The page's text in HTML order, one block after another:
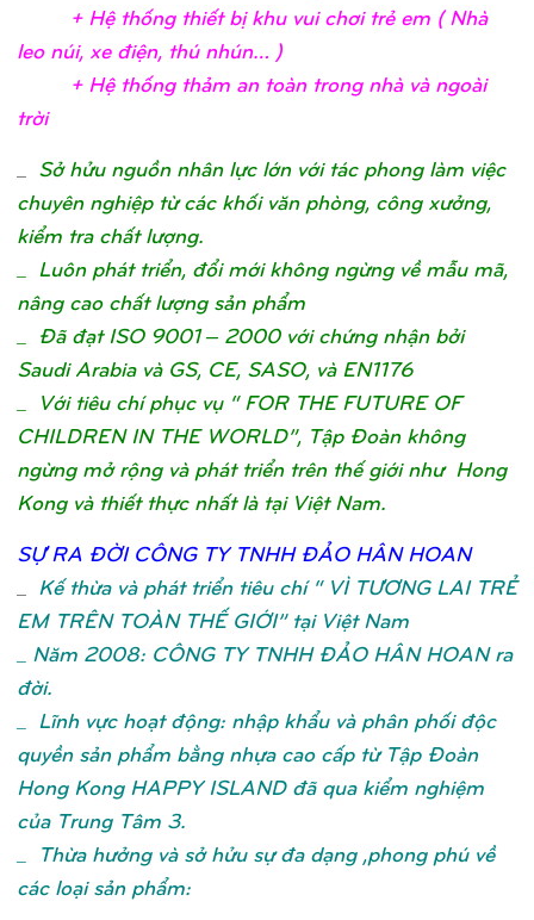
+ Hệthống thiết bịkhu vui chơi trẻem ( Nhà
leo núi, xe điện, thú nhún… )
+ Hệthống thảm an toàn trong nhà và ngoài
trời
Sở hửu nguồn nhân lực lớn với tác phong làm việc
chuyên nghiệp từ các khối văn phòng, công xưởng,
kiểm tra chất lượng.
_ Luôn phát triển, đổi mới không ngừng về mẫu mã,
nâng cao chất lượng sản phẩm
_ Đã đạt ISO 9001 – 2000 với chứng nhận bởi
Saudi Arabia và GS, CE, SASO, và EN1176
_ Với tiêu chí phục vụ “ FOR THE FUTURE OF
CHILDREN IN THE WORLD”, Tập Đoàn không
ngừng mở rộng và phát triển trên thế giới như Hong
Kong và thiết thực nhất là tại Việt Nam.
SỰRA ĐỜI CÔNG TY TNHH ĐẢO HÂN HOAN
Kế thừa và phát triển tiêu chí “ VÌ TƯƠNG LAI TRẺ
EM TRÊN TOÀN THẾ GIỚI” tại Việt Nam
_ Năm 2008: CÔNG TY TNHH ĐẢO HÂN HOAN ra
đời.
_ Lĩnh vực hoạt động: nhập khẩu và phân phối độc
quyền sản phẩm bằng nhựa cao cấp từ Tập Đoàn
Hong Kong HAPPY ISLAND đã qua kiểm nghiệm
của Trung Tâm 3.
_ Thừa hưởng và sở hửu sự đa dạng ,phong phú về
các loại sản phẩm: